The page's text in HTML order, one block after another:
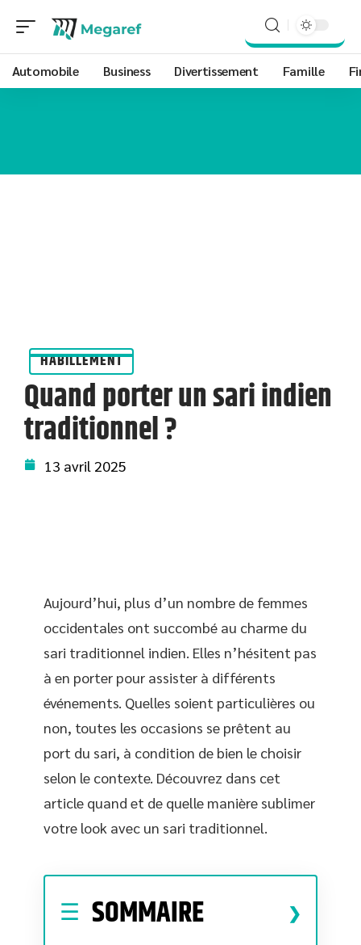
Automobile Business Divertissement Famille
HABILLEMENT
Quand porter un sari indien
traditionnel ?
13 avril 2025
Aujourd’hui, plus d’un nombre de femmes
occidentales ont succombé au charme du
sari traditionnel indien. Elles n’hésitent pas
à en porter pour assister à différents
événements. Quelles soient particulières ou
non, toutes les occasions se prêtent au
port du sari, à condition de bien le choisir
selon le contexte. Découvrez dans cet
article quand et de quelle manière sublimer
votre look avec un sari traditionnel.
SOMMAIRE